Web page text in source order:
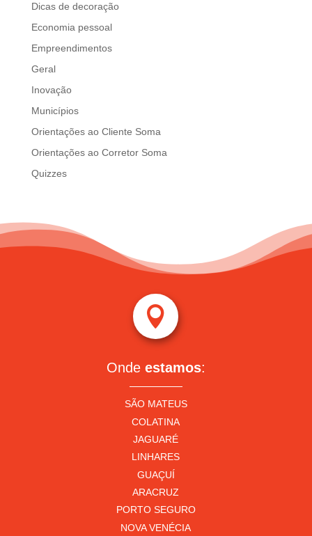
Dicas de decoração
Economia pessoal
Empreendimentos
Geral
Inovação
Municípios
Orientações ao Cliente Soma
Orientações ao Corretor Soma
Quizzes

Onde estamos:
SÃO MATEUS
COLATINA
JAGUARÉ
LINHARES
GUAÇUÍ
ARACRUZ
PORTO SEGURO
NOVA VENÉCIA